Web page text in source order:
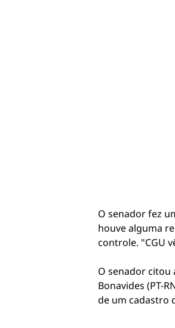
O senador fez
houve alguma
controle. "CGU
O senador citou
Bonavides (PT-
de um cadastro